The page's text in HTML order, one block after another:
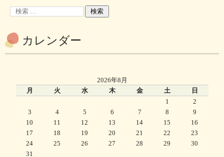
カレンダー
2026年8月
月
火 水 木 金 土
日
1
2
3
4 5 6 7 8
9
10
11 12 13 14 15
16
17
18 19 20 21 22
23
24
25 26 27 28 29
30
31